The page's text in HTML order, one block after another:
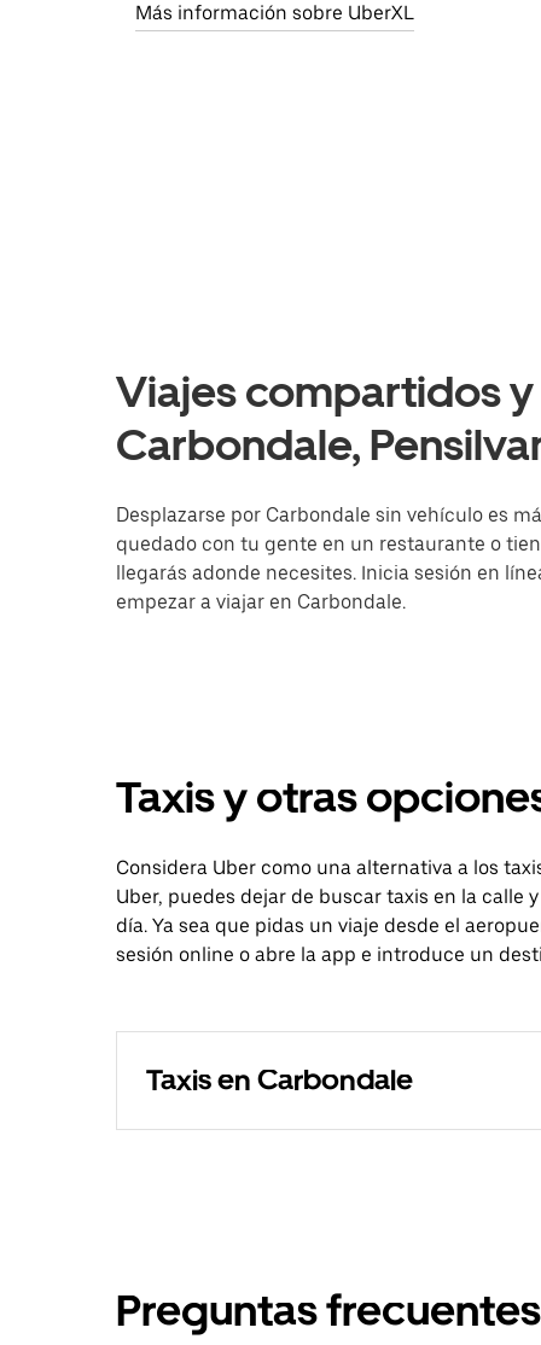
Más información sobre UberXL
Viajes compartidos
Carbondale,
Desplazarse por Carbondale sin vehículo es
quedado con tu gente en un restaurante o
llegarás adonde necesites. Inicia sesión en
empezar a viajar en Carbondale.
Taxis y otras
Considera Uber como una alternativa a los
Uber, puedes dejar de buscar taxis en la calle
día. Ya sea que pidas un viaje desde el
sesión online o abre la app e introduce un
Taxis en Carbondale
Preguntas frecuentes